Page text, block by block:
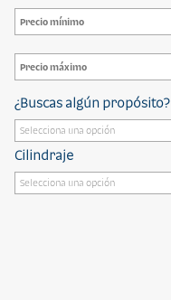
¿Buscas algún propósito?
Cilindraje